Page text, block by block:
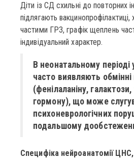
Діти із СД схильні до повторних
підлягають вакцинопрофілактиці,
частими ГРЗ, графік щеплень
індивідуальний характер.
В неонатальному періоді
часто виявляють
(фенілаланіну,
гормону), що може
психоневрологічних
подальшому
Специфіка нейроанатомії ЦНС,